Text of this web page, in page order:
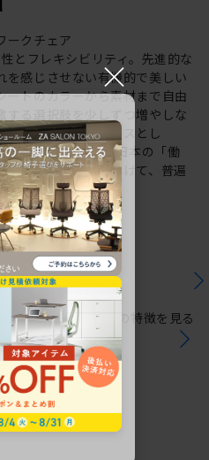
ークチェア
とフレキシビリティ。先進的な
感じさせない有機的で美しい
ートのカラーから素材まで自由
する選択肢を少しずつ増やしな
を投影するキャンバスとし
トしてきました。日本の「働
も私たちは未来に向けて、普遍
シリーズの特徴を見る
×